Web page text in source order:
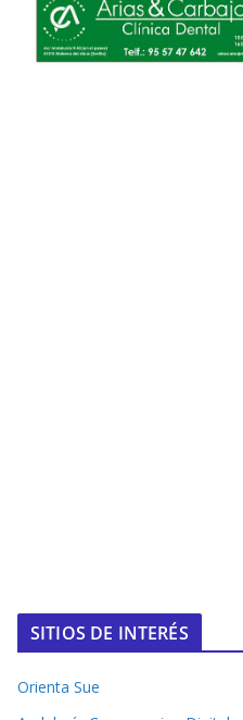
SITIOS DE INTERÉS
Orienta Sue